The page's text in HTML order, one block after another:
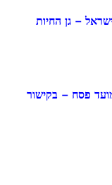
– גן החיות